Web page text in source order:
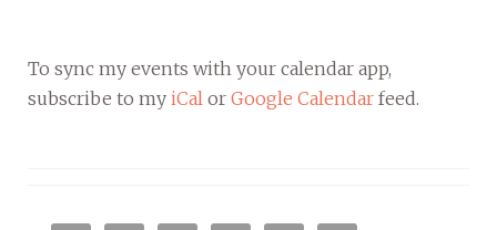
To sync my events with your calendar app,
subscribe to my iCal or Google Calendar feed.